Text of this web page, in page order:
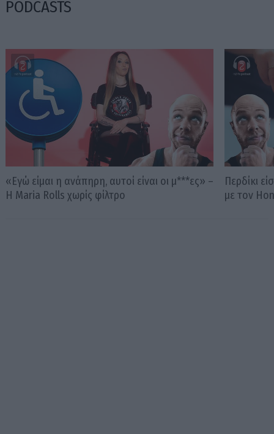
PODCASTS
«Εγώ είμαι η ανάπηρη, αυτοί είναι οι μ***ες» –
Η Maria Rolls χωρίς φίλτρο
Περδίκι
με τον